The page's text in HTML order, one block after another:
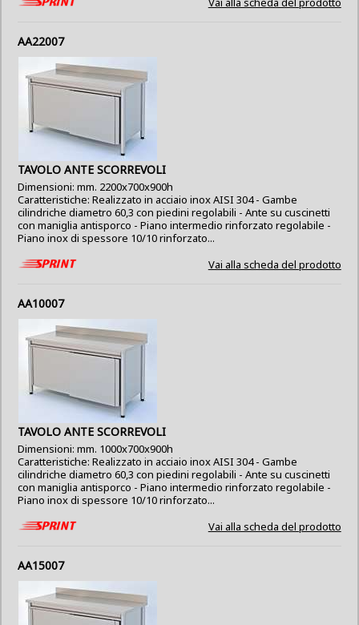
AA22007
TAVOLO ANTE SCORREVOLI
Dimensioni: mm. 2200x700x900h
Caratteristiche: Realizzato in acciaio inox AISI 304 - Gambe
cilindriche diametro 60,3 con piedini regolabili - Ante su cuscinetti
con maniglia antisporco - Piano intermedio rinforzato regolabile -
Piano inox di spessore 10/10 rinforzato...
Vai alla scheda del prodotto
AA10007
TAVOLO ANTE SCORREVOLI
Dimensioni: mm. 1000x700x900h
Caratteristiche: Realizzato in acciaio inox AISI 304 - Gambe
cilindriche diametro 60,3 con piedini regolabili - Ante su cuscinetti
con maniglia antisporco - Piano intermedio rinforzato regolabile -
Piano inox di spessore 10/10 rinforzato...
Vai alla scheda del prodotto
AA15007